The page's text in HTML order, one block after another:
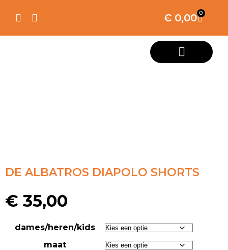
€ 0,00 0
DE ALBATROS DIAPOLO SHORTS
€ 35,00
dames/heren/kids
maat